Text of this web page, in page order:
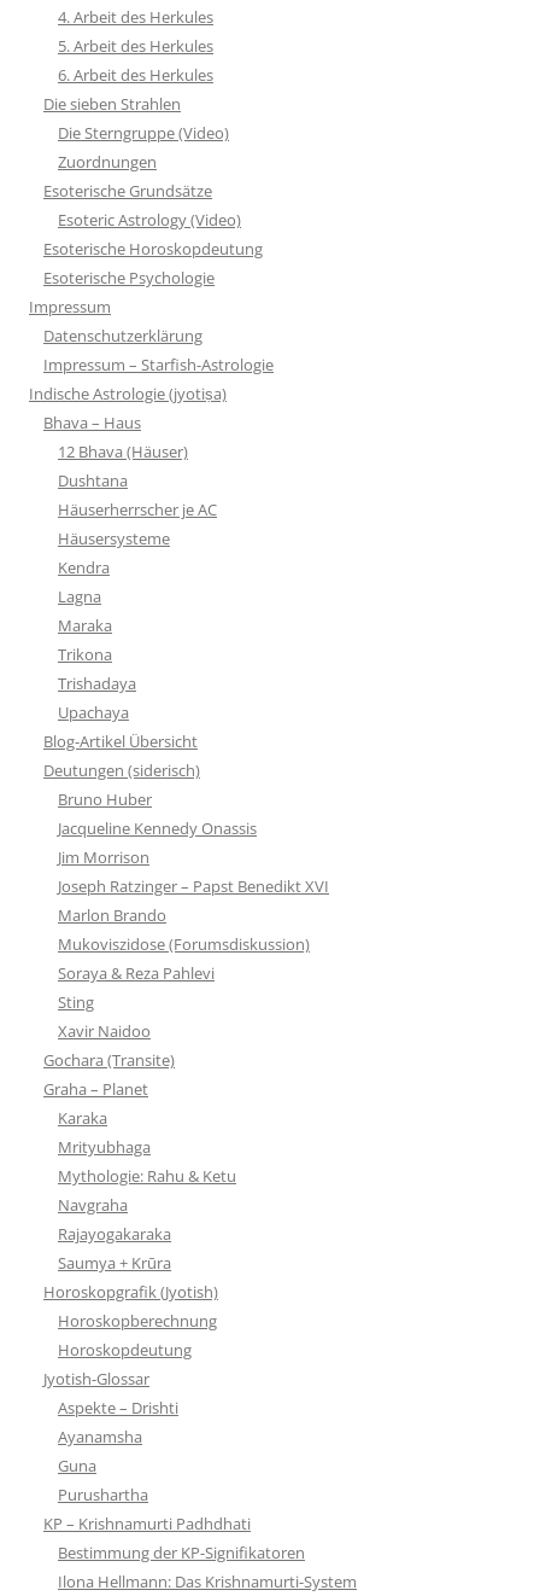
4. Arbeit des Herkules
5. Arbeit des Herkules
6. Arbeit des Herkules
Die sieben Strahlen
Die Sterngruppe (Video)
Zuordnungen
Esoterische Grundsätze
Esoteric Astrology (Video)
Esoterische Horoskopdeutung
Esoterische Psychologie
Impressum
Datenschutzerklärung
Impressum – Starfish-Astrologie
Indische Astrologie (jyotiṣa)
Bhava – Haus
12 Bhava (Häuser)
Dushtana
Häuserherrscher je AC
Häusersysteme
Kendra
Lagna
Maraka
Trikona
Trishadaya
Upachaya
Blog-Artikel Übersicht
Deutungen (siderisch)
Bruno Huber
Jacqueline Kennedy Onassis
Jim Morrison
Joseph Ratzinger – Papst Benedikt XVI
Marlon Brando
Mukoviszidose (Forumsdiskussion)
Soraya & Reza Pahlevi
Sting
Xavir Naidoo
Gochara (Transite)
Graha – Planet
Karaka
Mrityubhaga
Mythologie: Rahu & Ketu
Navgraha
Rajayogakaraka
Saumya + Krūra
Horoskopgrafik (Jyotish)
Horoskopberechnung
Horoskopdeutung
Jyotish-Glossar
Aspekte – Drishti
Ayanamsha
Guna
Purushartha
KP – Krishnamurti Padhdhati
Bestimmung der KP-Signifikatoren
Ilona Hellmann: Das Krishnamurti-System